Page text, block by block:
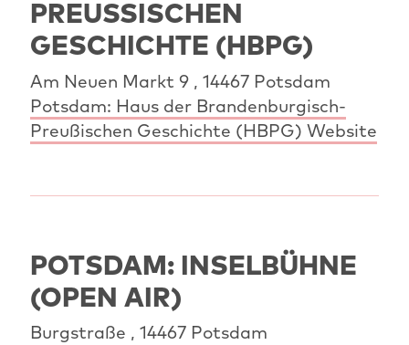
PREUSSISCHEN G
ESCHICHTE (HBPG)
Am Neuen Markt 9 , 14467 Potsdam
Potsdam: Haus der Brandenburgisch-
Preußischen Geschichte (HBPG) Website
POTSDAM: INSELBÜHNE
(OPEN AIR)
Burgstraße , 14467 Potsdam